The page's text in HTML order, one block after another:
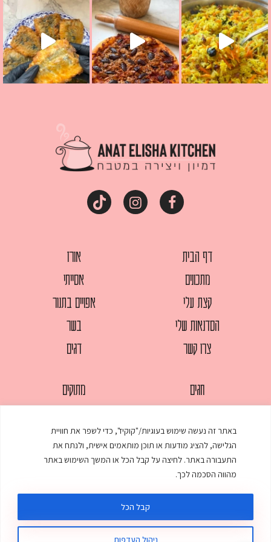
באתר זה נעשה שימוש בעוגיות/"קוקיז", כדי לשפר את חוויית
הגלישה, להציג מודעות או תוכן מותאמים אישית, ולנתח את
התעבורה באתר. לחיצה על קבל הכל או המשך השימוש באתר
מהווה הסכמה לכך.
ניהול העדפות
קבל הכל
דף הבית
מתכונים
קצת עלי
הסדנאות שלי
צרו קשר
אורז
אסייתי
אפויים בתנור
בשר
דגים
חגים
מאפים
ממולאים
מרקים
מתוקים
עוגות
עוף